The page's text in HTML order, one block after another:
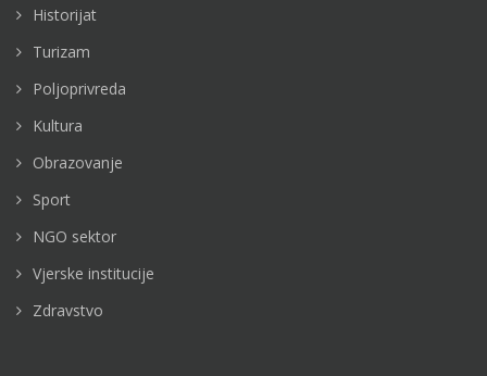
Historijat
Turizam
Poljoprivreda
Kultura
Obrazovanje
Sport
NGO sektor
Vjerske institucije
Zdravstvo